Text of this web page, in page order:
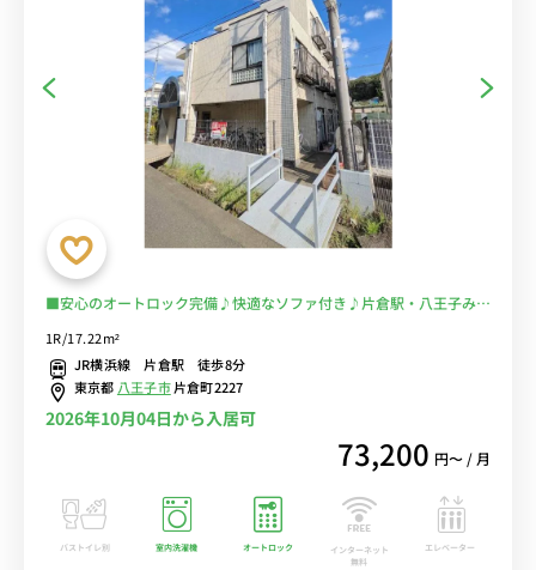
■安心のオートロック完備♪快適なソファ付き♪片倉駅・八王子みな
ンタル中！
1R/17.22m²
JR横浜線 片倉駅 徒歩8分
東京都 八王子市片倉町2227
2026年10月04日から入居可
73,200 円〜 / 月
バストイレ別 室内洗濯機 オートロック
インターネット
無料
エレベーター